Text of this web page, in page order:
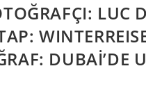
LUC
DUBAİ’DE